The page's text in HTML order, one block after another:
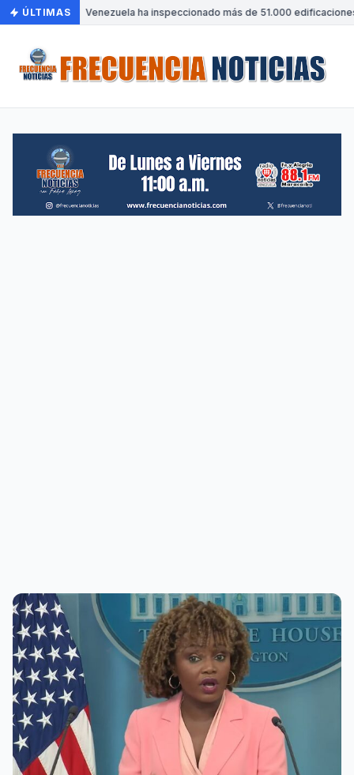
ÚLTIMAS• Venezuela ha inspeccionado más de 51.000